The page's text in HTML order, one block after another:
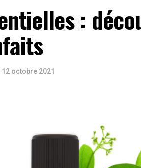
:
12 octobre 2021